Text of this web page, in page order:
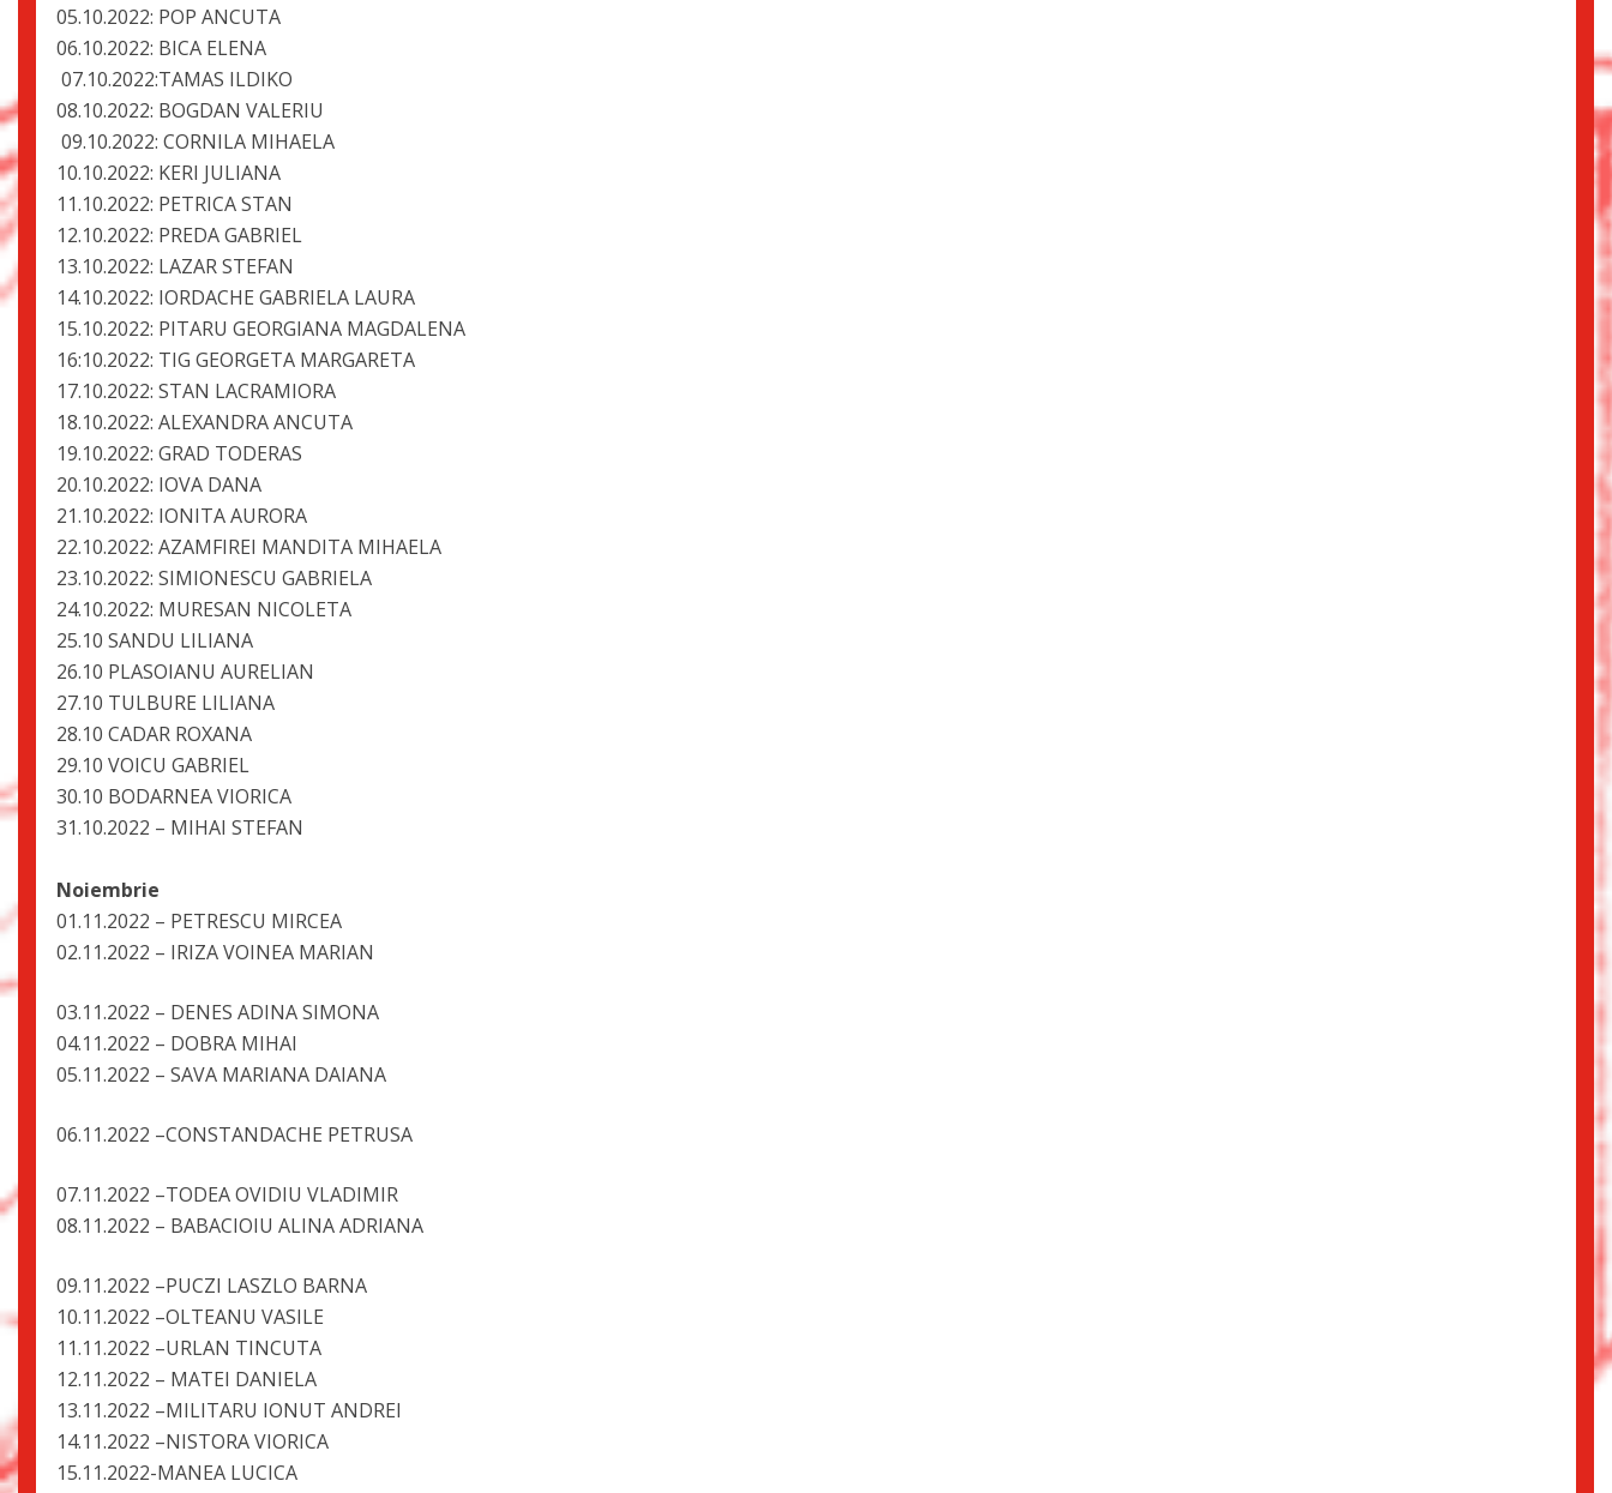
05.10.2022: POP ANCUTA
06.10.2022: BICA ELENA
07.10.2022:TAMAS ILDIKO
08.10.2022: BOGDAN VALERIU
09.10.2022: CORNILA MIHAELA
10.10.2022: KERI JULIANA
11.10.2022: PETRICA STAN
12.10.2022: PREDA GABRIEL
13.10.2022: LAZAR STEFAN
14.10.2022: IORDACHE GABRIELA LAURA
15.10.2022: PITARU GEORGIANA MAGDALENA
16:10.2022: TIG GEORGETA MARGARETA
17.10.2022: STAN LACRAMIORA
18.10.2022: ALEXANDRA ANCUTA
19.10.2022: GRAD TODERAS
20.10.2022: IOVA DANA
21.10.2022: IONITA AURORA
22.10.2022: AZAMFIREI MANDITA MIHAELA
23.10.2022: SIMIONESCU GABRIELA
24.10.2022: MURESAN NICOLETA
25.10 SANDU LILIANA
26.10 PLASOIANU AURELIAN
27.10 TULBURE LILIANA
28.10 CADAR ROXANA
29.10 VOICU GABRIEL
30.10 BODARNEA VIORICA
31.10.2022 – MIHAI STEFAN
Noiembrie
01.11.2022 – PETRESCU MIRCEA
02.11.2022 – IRIZA VOINEA MARIAN
03.11.2022 – DENES ADINA SIMONA
04.11.2022 – DOBRA MIHAI
05.11.2022 – SAVA MARIANA DAIANA
06.11.2022 –CONSTANDACHE PETRUSA
07.11.2022 –TODEA OVIDIU VLADIMIR
08.11.2022 – BABACIOIU ALINA ADRIANA
09.11.2022 –PUCZI LASZLO BARNA
10.11.2022 –OLTEANU VASILE
11.11.2022 –URLAN TINCUTA
12.11.2022 – MATEI DANIELA
13.11.2022 –MILITARU IONUT ANDREI
14.11.2022 –NISTORA VIORICA
15.11.2022-MANEA LUCICA